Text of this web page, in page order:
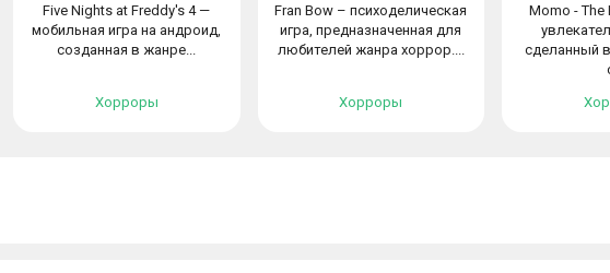
Five Nights at Freddy's 4 —
мобильная игра на андроид,
созданная в жанре...
Хорроры
Fran Bow – психоделическая
игра, предназначенная для
любителей жанра хоррор....
Хорроры
Momo - The
сделанный